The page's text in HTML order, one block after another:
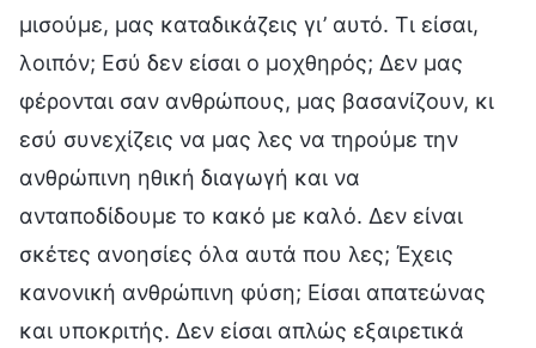
μισούμε, μας καταδικάζεις γι’ αυτό. Τι είσαι,
λοιπόν; Εσύ δεν είσαι ο μοχθηρός; Δεν μας
φέρονται σαν ανθρώπους, μας βασανίζουν, κι
εσύ συνεχίζεις να μας λες να τηρούμε την
ανθρώπινη ηθική διαγωγή και να
ανταποδίδουμε το κακό με καλό. Δεν είναι
σκέτες ανοησίες όλα αυτά που λες; Έχεις
κανονική ανθρώπινη φύση; Είσαι απατεώνας
και υποκριτής. Δεν είσαι απλώς εξαιρετικά